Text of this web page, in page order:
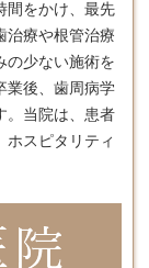
間をかけ、最先
治療や根管治療
の少ない施術を
業後、歯周病学
。​当院は、患者
ホスピタリティ